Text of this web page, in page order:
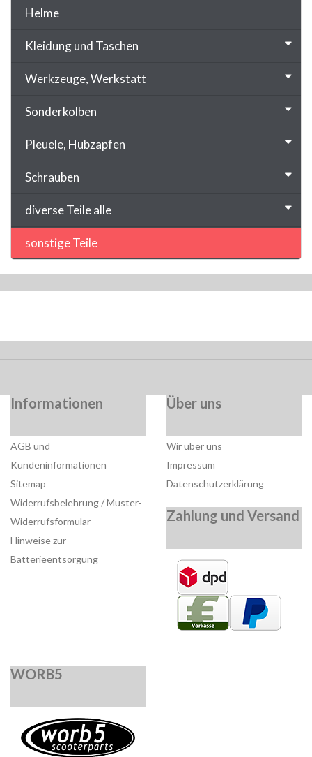
Helme
Kleidung und Taschen
Werkzeuge, Werkstatt
Sonderkolben
Pleuele, Hubzapfen
Schrauben
diverse Teile alle
sonstige Teile
Informationen
AGB und
Kundeninformationen
Sitemap
Widerrufsbelehrung / Muster-
Widerrufsformular
Hinweise zur
Batterieentsorgung
Über uns
Wir über uns
Impressum
Datenschutzerklärung
Zahlung und Versand
WORB5